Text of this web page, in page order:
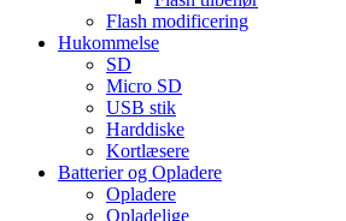
Flash modificering
Hukommelse
SD
Micro SD
USB stik
Harddiske
Kortlæsere
Batterier og Opladere
Opladere
Opladelige